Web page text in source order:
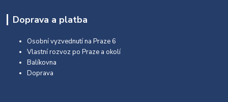
Doprava a platba
Osobní vyzvednutí na Praze 6
Vlastní rozvoz po Praze a okolí
Balíkovna
Doprava